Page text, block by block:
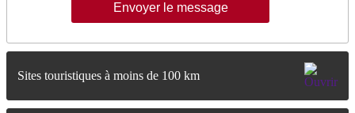
Sites touristiques à moins de 100 km